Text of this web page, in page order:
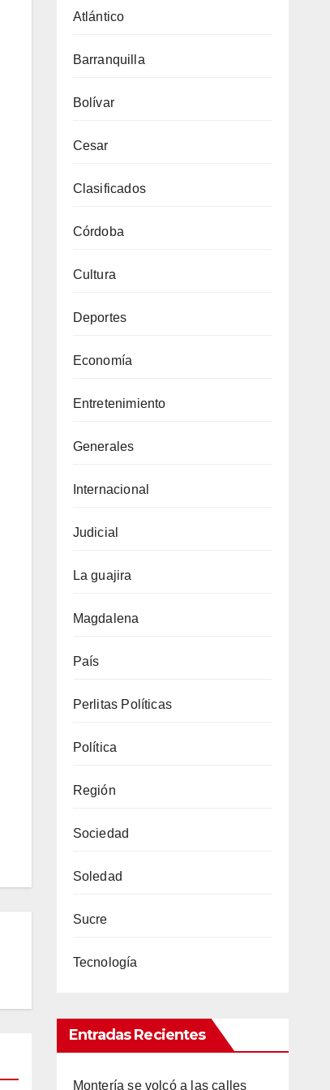
Atlántico
Barranquilla
Bolívar
Cesar
Clasificados
Córdoba
Cultura
Deportes
Economía
Entretenimiento
Generales
Internacional
Judicial
La guajira
Magdalena
País
Perlitas Políticas
Política
Región
Sociedad
Soledad
Sucre
Tecnología
Entradas Recientes
Montería se volcó a las calles